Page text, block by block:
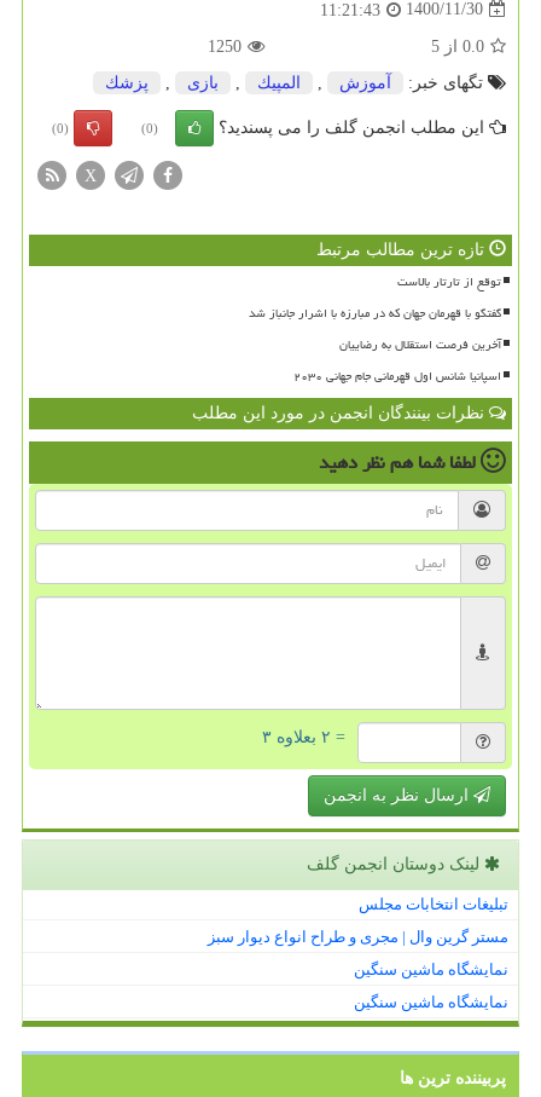
1400/11/30
11:21:43
0.0 از 5
1250
تگهای خبر:
آموزش المپیك بازی پزشك
این مطلب انجمن گلف را می پسندید؟ (0)
(0)
X
تازه ترین مطالب مرتبط
توقع از تارتار بالاست
گفتگو با قهرمان جهان که در مبارزه با اشرار جانباز شد
آخرین فرصت استقلال به رضاییان
اسپانیا شانس اول قهرمانی جام جهانی ۲۰۳۰
نظرات بینندگان انجمن در مورد این مطلب
لطفا شما همنظر دهید
= ۲ بعلاوه ۳
ارسال نظر به انجمن
لینک دوستان انجمن گلف
تبلیغات انتخابات مجلس
مستر گرین وال | مجری و طراح انواع دیوار سبز
نمایشگاه ماشین سنگین
نمایشگاه ماشین سنگین
پربیننده ترین ها